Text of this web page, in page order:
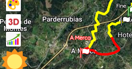
Fine
A Merca